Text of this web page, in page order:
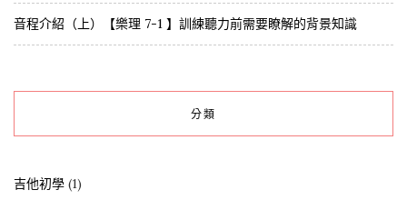
音程介紹（上）【樂理 7-1 】訓練聽力前需要瞭解的背景知識
分類
吉他初學 (1)